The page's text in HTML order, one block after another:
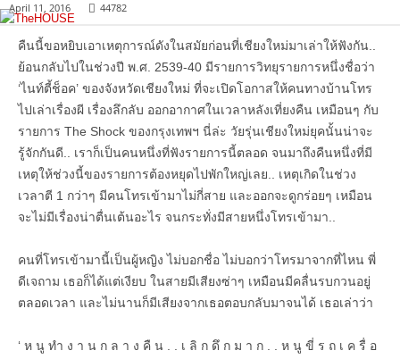
April 11, 2016 44782
คืนนี้ขอหยิบเอาเหตุการณ์ดังในสมัยก่อนที่เชียงใหม่มาเล่าให้ฟังกัน..
ย้อนกลับไปในช่วงปี พ.ศ. 2539-40 มีรายการวิทยุรายการหนึ่งชื่อว่า
‘ไนท์ตี้ช็อค’ ของจังหวัดเชียงใหม่ ที่จะเปิดโอกาสให้คนทางบ้านโทร
ไปเล่าเรื่องผี เรื่องลึกลับ ออกอากาศในเวลาหลังเที่ยงคืน เหมือนๆ กับ
รายการ The Shock ของกรุงเทพฯ นี่ล่ะ วัยรุ่นเชียงใหม่ยุคนั้นน่าจะ
รู้จักกันดี.. เราก็เป็นคนหนึ่งที่ฟังรายการนี้ตลอด จนมาถึงคืนหนึ่งที่มี
เหตุให้ช่วงนี้ของรายการต้องหยุดไปพักใหญ่เลย.. เหตุเกิดในช่วง
เวลาตี 1 กว่าๆ มีคนโทรเข้ามาไม่กี่สาย และออกจะดูกร่อยๆ เหมือน
จะไม่มีเรื่องน่าตื่นเต้นอะไร จนกระทั่งมีสายหนึ่งโทรเข้ามา..
คนที่โทรเข้ามานี้เป็นผู้หญิง ไม่บอกชื่อ ไม่บอกว่าโทรมาจากที่ไหน พี่
ดีเจถาม เธอก็ได้แต่เงียบ ในสายมีเสียงซ่าๆ เหมือนมีคลื่นรบกวนอยู่
ตลอดเวลา และไม่นานก็มีเสียงจากเธอตอบกลับมาจนได้ เธอเล่าว่า
‘ ห นู ทำ ง า น ก ล า ง คื น . . เ ลิ ก ดึ ก ม า ก . . ห นู ขี่ ร ถ เ ค รื่ อ